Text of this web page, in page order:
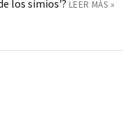
los simios'? LEER MÁS »